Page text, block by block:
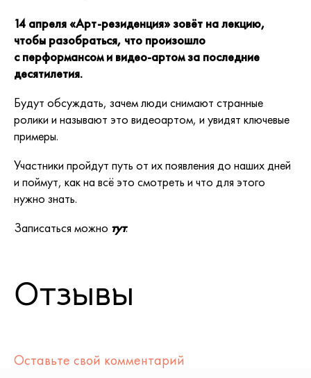
14 апреля «Арт-резиденция» зовёт на лекцию,
чтобы разобраться, что произошло
с перформансом и видео-артом за последние
десятилетия.
Будут обсуждать, зачем люди снимают странные
ролики и называют это видеоартом, и увидят ключевые
примеры.
Участники пройдут путь от их появления до наших дней
и поймут, как на всё это смотреть и что для этого
нужно знать.
Записаться можно тут.
Отзывы
Оставьте свой комментарий